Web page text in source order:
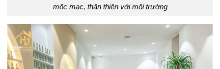
mộc mạc, thân thiện với môi trường